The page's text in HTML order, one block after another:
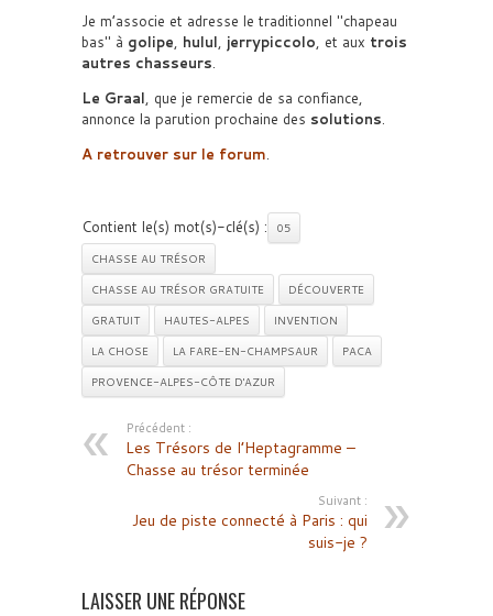
Je m’associe et adresse le traditionnel
chapeau
bas
à golipe, hulul, jerrypiccolo, et aux trois
autres chasseurs.
Le Graal, que je remercie de sa confiance,
annonce la parution prochaine des solutions.
A retrouver sur le forum.
Contient le(s) mot(s)-clé(s) :
05
CHASSE AU TRÉSOR
CHASSE AU TRÉSOR GRATUITE
DÉCOUVERTE
GRATUIT
HAUTES-ALPES
INVENTION
LA CHOSE
LA FARE-EN-CHAMPSAUR
PACA
PROVENCE-ALPES-CÔTE D'AZUR
Précédent :
Les Trésors de l’Heptagramme –
Chasse au trésor terminée
Suivant :
Jeu de piste connecté à Paris : qui
suis-je ?
LAISSER UNE RÉPONSE